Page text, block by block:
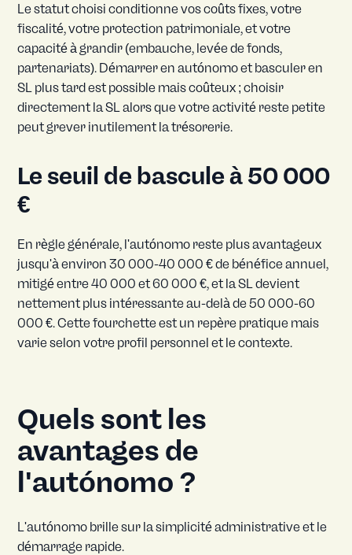
Le statut choisi conditionne vos coûts fixes, votre
fiscalité, votre protection patrimoniale, et votre
capacité à grandir (embauche, levée de fonds,
partenariats). Démarrer en autónomo et basculer en
SL plus tard est possible mais coûteux ; choisir
directement la SL alors que votre activité reste petite
peut grever inutilement la trésorerie.
Le seuil de bascule à 50 000
€
En règle générale, l'autónomo reste plus avantageux
jusqu'à environ 30 000-40 000 € de bénéfice annuel,
mitigé entre 40 000 et 60 000 €, et la SL devient
nettement plus intéressante au-delà de 50 000-60
000 €. Cette fourchette est un repère pratique mais
varie selon votre profil personnel et le contexte.
Quels sont les
avantages de
l'autónomo ?
L'autónomo brille sur la simplicité administrative et le
démarrage rapide.